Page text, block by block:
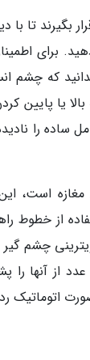
بگیرند
برای
که چشم
یا
ساده را
مغازه است،
از خطوط
چشم گیر
از آنها
اتوماتیک